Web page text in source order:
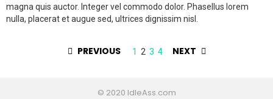
magna quis auctor. Integer vel commodo dolor. Phasellus lorem
nulla, placerat et augue sed, ultrices dignissim nisl.
PREVIOUS 1 2 3 4 NEXT
© 2020 IdleAss.com